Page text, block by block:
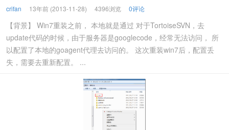
crifan 13年前 (2013-11-28) 4396浏览 0评论
【背景】 Win7重装之前， 本地就是通过 对于TortoiseSVN，去
update代码的时候，由于服务器是googlecode，经常无法访问， 所
以配置了本地的goagent代理去访问的。 这次重装win7后，配置丢
失，需要去重新配置。 ...